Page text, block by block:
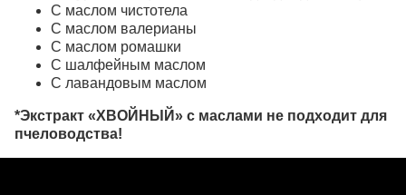
С маслом чистотела
С маслом валерианы
С маслом ромашки
С шалфейным маслом
С лавандовым маслом
*Экстракт «ХВОЙНЫЙ» с маслами не подходит для
пчеловодства!